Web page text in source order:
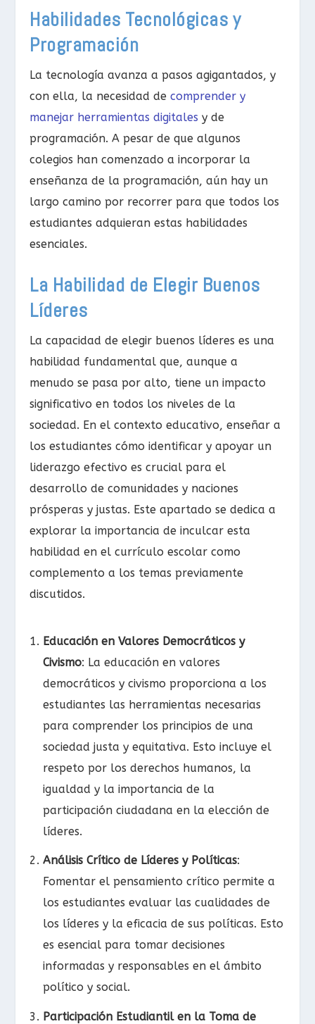
Habilidades Tecnológicas y
Programación
La tecnología avanza a pasos agigantados, y
con ella, la necesidad decomprender y
manejar herramientas digitales y de
programación. A pesar de que algunos
colegios han comenzado a incorporar la
enseñanza de la programación, aún hay un
largo camino por recorrer para que todos los
estudiantes adquieran estas habilidades
esenciales.
La Habilidad de Elegir Buenos
Líderes
La capacidad de elegir buenos líderes es una
habilidad fundamental que, aunque a
menudo se pasa por alto, tiene un impacto
significativo en todos los niveles de la
sociedad. En el contexto educativo, enseñar a
los estudiantes cómo identificar y apoyar un
liderazgo efectivo es crucial para el
desarrollo de comunidades y naciones
prósperas y justas. Este apartado se dedica a
explorar la importancia de inculcar esta
habilidad en el currículo escolar como
complemento a los temas previamente
discutidos.
Educación en Valores Democráticos y
Civismo: La educación en valores
democráticos y civismo proporciona a los
estudiantes las herramientas necesarias
para comprender los principios de una
sociedad justa y equitativa. Esto incluye el
respeto por los derechos humanos, la
igualdad y la importancia de la
participación ciudadana en la elección de
líderes.
Análisis Crítico de Líderes y Políticas:
Fomentar el pensamiento crítico permite a
los estudiantes evaluar las cualidades de
los líderes y la eficacia de sus políticas. Esto
es esencial para tomar decisiones
informadas y responsables en el ámbito
político y social.
Participación Estudiantil en la Toma de